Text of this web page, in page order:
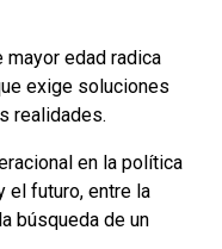
edad radica
exige soluciones
realidades.
en la política
el futuro, entre la
búsqueda de un